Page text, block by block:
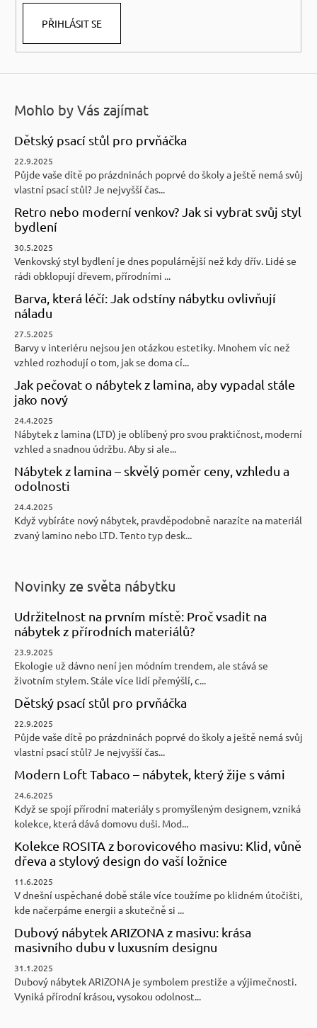
PŘIHLÁSIT SE
Mohlo by Vás zajímat
Dětský psací stůl pro prvňáčka
22.9.2025
Půjde vaše dítě po prázdninách poprvé do školy a ještě nemá svůj
vlastní psací stůl? Je nejvyšší čas...
Retro nebo moderní venkov? Jak si vybrat svůj styl
bydlení
30.5.2025
Venkovský styl bydlení je dnes populárnější než kdy dřív. Lidé se
rádi obklopují dřevem, přírodními ...
Barva, která léčí: Jak odstíny nábytku ovlivňují
náladu
27.5.2025
Barvy v interiéru nejsou jen otázkou estetiky. Mnohem víc než
vzhled rozhodují o tom, jak se doma cí...
Jak pečovat o nábytek z lamina, aby vypadal stále
jako nový
24.4.2025
Nábytek z lamina (LTD) je oblíbený pro svou praktičnost, moderní
vzhled a snadnou údržbu. Aby si ale...
Nábytek z lamina – skvělý poměr ceny, vzhledu a
odolnosti
24.4.2025
Když vybíráte nový nábytek, pravděpodobně narazíte na materiál
zvaný lamino nebo LTD. Tento typ desk...
Novinky ze světa nábytku
Udržitelnost na prvním místě: Proč vsadit na
nábytek z přírodních materiálů?
23.9.2025
Ekologie už dávno není jen módním trendem, ale stává se
životním stylem. Stále více lidí přemýšlí, c...
Dětský psací stůl pro prvňáčka
22.9.2025
Půjde vaše dítě po prázdninách poprvé do školy a ještě nemá svůj
vlastní psací stůl? Je nejvyšší čas...
Modern Loft Tabaco – nábytek, který žije s vámi
24.6.2025
Když se spojí přírodní materiály s promyšleným designem, vzniká
kolekce, která dává domovu duši. Mod...
Kolekce ROSITA z borovicového masivu: Klid, vůně
dřeva a stylový design do vaší ložnice
11.6.2025
V dnešní uspěchané době stále více toužíme po klidném útočišti,
kde načerpáme energii a skutečně si ...
Dubový nábytek ARIZONA z masivu: krása
masivního dubu v luxusním designu
31.1.2025
Dubový nábytek ARIZONA je symbolem prestiže a výjimečnosti.
Vyniká přírodní krásou, vysokou odolnost...